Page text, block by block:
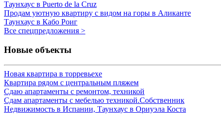
Таунхаус в Puerto de la Cruz
Продам уютную квартиру с видом на горы в Аликанте
Таунхаус в Кабо Роиг
Все спецпредложения >
Новые объекты
Новая квартира в торревьехе
Квартира рядом с центральным пляжем
Сдаю апартаменты с ремонтом, техникой
Сдам апартаменты с мебелью техникой.Собственник
Недвижимость в Испании, Таунхаус в Ориуэла Коста